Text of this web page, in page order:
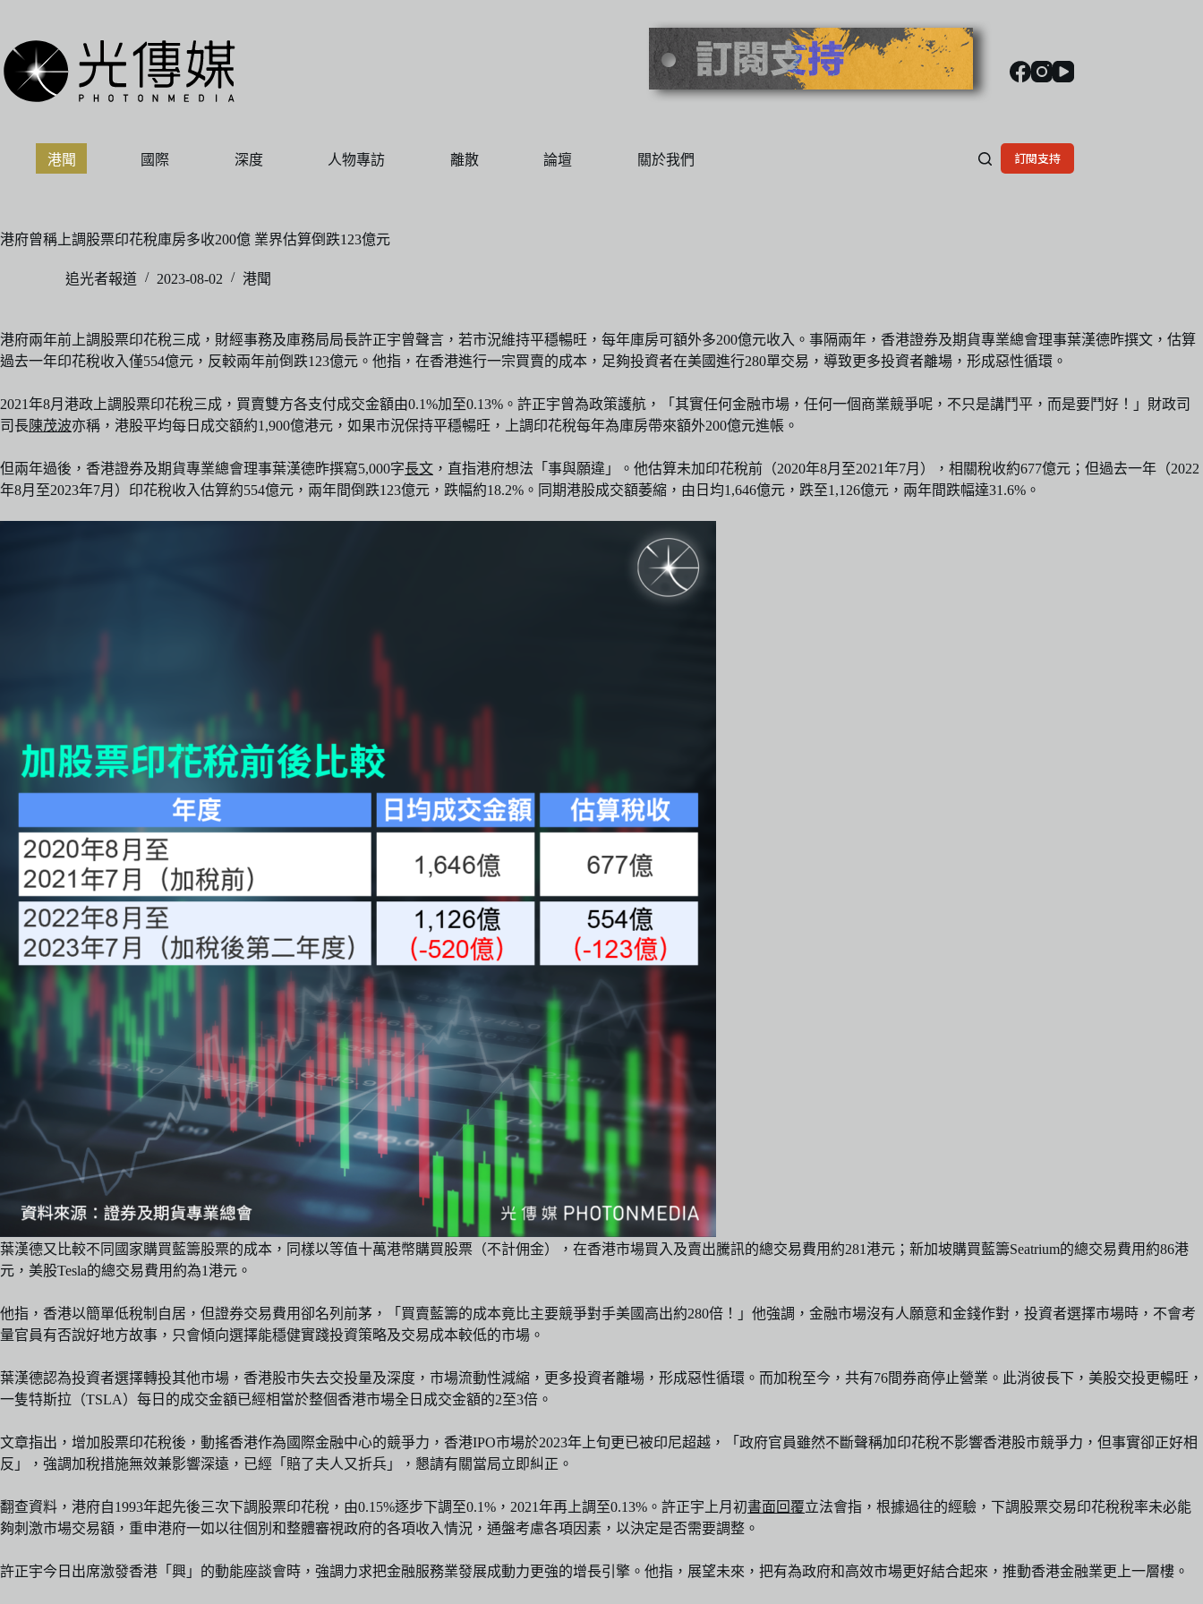
主
要
內
港聞 國際 深度 人物專訪 離散 論壇 關於我們 訂閱支持
港府曾稱上調股票印花稅庫房多收200億 業界估算倒跌123億元
追光者報道 2023-08-02 港聞
港府兩年前上調股票印花稅三成，財經事務及庫務局局長許正宇曾聲言，若市況維持平穩暢旺，每年庫房可額外多200億元收入。事隔兩年，香港證券及期貨專業總會理事葉漢德昨撰文，估算
過去一年印花稅收入僅554億元，反較兩年前倒跌123億元。他指，在香港進行一宗買賣的成本，足夠投資者在美國進行280單交易，導致更多投資者離場，形成惡性循環。
2021年8月港政上調股票印花稅三成，買賣雙方各支付成交金額由0.1%加至0.13%。許正宇曾為政策護航，「其實任何金融市場，任何一個商業競爭呢，不只是講鬥平，而是要鬥好！」財政司
司長陳茂波亦稱，港股平均每日成交額約1,900億港元，如果市況保持平穩暢旺，上調印花稅每年為庫房帶來額外200億元進帳。
但兩年過後，香港證券及期貨專業總會理事葉漢德昨撰寫5,000字長文 ，直指港府想法「事與願違」。他估算未加印花稅前（2020年8月至2021年7月），相關稅收約677億元；但過去一年（2022
年8月至2023年7月）印花稅收入估算約554億元，兩年間倒跌123億元，跌幅約18.2%。同期港股成交額萎縮，由日均1,646億元，跌至1,126億元，兩年間跌幅達31.6%。
葉漢德又比較不同國家購買藍籌股票的成本，同樣以等值十萬港幣購買股票（不計佣金），在香港市場買入及賣出騰訊的總交易費用約281港元；新加坡購買藍籌Seatrium的總交易費用約86港
元，美股Tesla的總交易費用約為1港元。
他指，香港以簡單低稅制自居，但證券交易費用卻名列前茅，「買賣藍籌的成本竟比主要競爭對手美國高出約280倍！」他強調，金融市場沒有人願意和金錢作對，投資者選擇市場時，不會考
量官員有否說好地方故事，只會傾向選擇能穩健實踐投資策略及交易成本較低的市場。
葉漢德認為投資者選擇轉投其他市場，香港股市失去交投量及深度，市場流動性減縮，更多投資者離場，形成惡性循環。而加稅至今，共有76間券商停止營業。此消彼長下，美股交投更暢旺，
一隻特斯拉（TSLA）每日的成交金額已經相當於整個香港市場全日成交金額的2至3倍。
文章指出，增加股票印花稅後，動搖香港作為國際金融中心的競爭力，香港IPO市場於2023年上旬更已被印尼超越，「政府官員雖然不斷聲稱加印花稅不影響香港股市競爭力，但事實卻正好相
反」，強調加稅措施無效兼影響深遠，已經「賠了夫人又折兵」，懇請有關當局立即糾正。
翻查資料，港府自1993年起先後三次下調股票印花稅，由0.15%逐步下調至0.1%，2021年再上調至0.13%。許正宇上月初書面回覆立法會指，根據過往的經驗，下調股票交易印花稅稅率未必能
夠刺激市場交易額，重申港府一如以往個別和整體審視政府的各項收入情況，通盤考慮各項因素，以決定是否需要調整。
許正宇今日出席激發香港「興」的動能座談會時，強調力求把金融服務業發展成動力更強的增長引擎。他指，展望未來，把有為政府和高效市場更好結合起來，推動香港金融業更上一層樓。